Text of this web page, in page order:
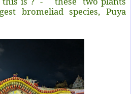
bromeliad species, Puya